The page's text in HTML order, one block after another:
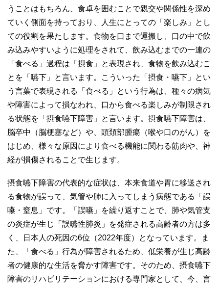
うことはもちろん、食卓を囲むことで親交や関係性を深め
ていく側面を持っており、人生にとっての「楽しみ」とし
ての役割を果たします。食物を口まで運搬し、口の中で飲
み込みやすいように処理をされて、飲み込むまでの一連の
「食べる」過程は「摂食」と表現され、食物を飲み込むこ
とを「嚥下」と言います。こういった「摂食・嚥下」とい
う言葉で表現される「食べる」という行為は、種々の病気
や障害によって損なわれ、口から食べる楽しみが制限され
る状態を「摂食嚥下障害」と言います。摂食嚥下障害は、
脳卒中（脳梗塞など）や、頭頚部腫瘍（喉や口のがん）を
はじめ、様々な原因により食べる機能に関わる筋肉や、神
経が損傷されることで生じます。
摂食嚥下障害の代表的な症状は、本来食道や胃に移送され
る食物が誤って、気管や肺に入ってしまう病態である「誤
嚥・窒息」です。「誤嚥」を繰り返すことで、肺や気管支
の炎症が生じ「誤嚥性肺炎」を発症される高齢者の方は多
く、日本人の死因の6位（2022年度）となっています。ま
た、「食べる」行為が障害されるため、低栄養が生じ高齢
者の健康的な生活を脅かす障害です。そのため、摂食嚥下
障害のリハビリテーションにおける専門家として、今、言